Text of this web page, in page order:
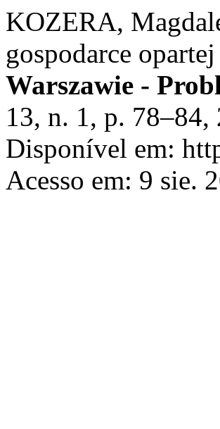
KOZERA,
gospodarce
Warszawie -
13, n. 1, p.
Disponível em:
Acesso em: 9 sie.